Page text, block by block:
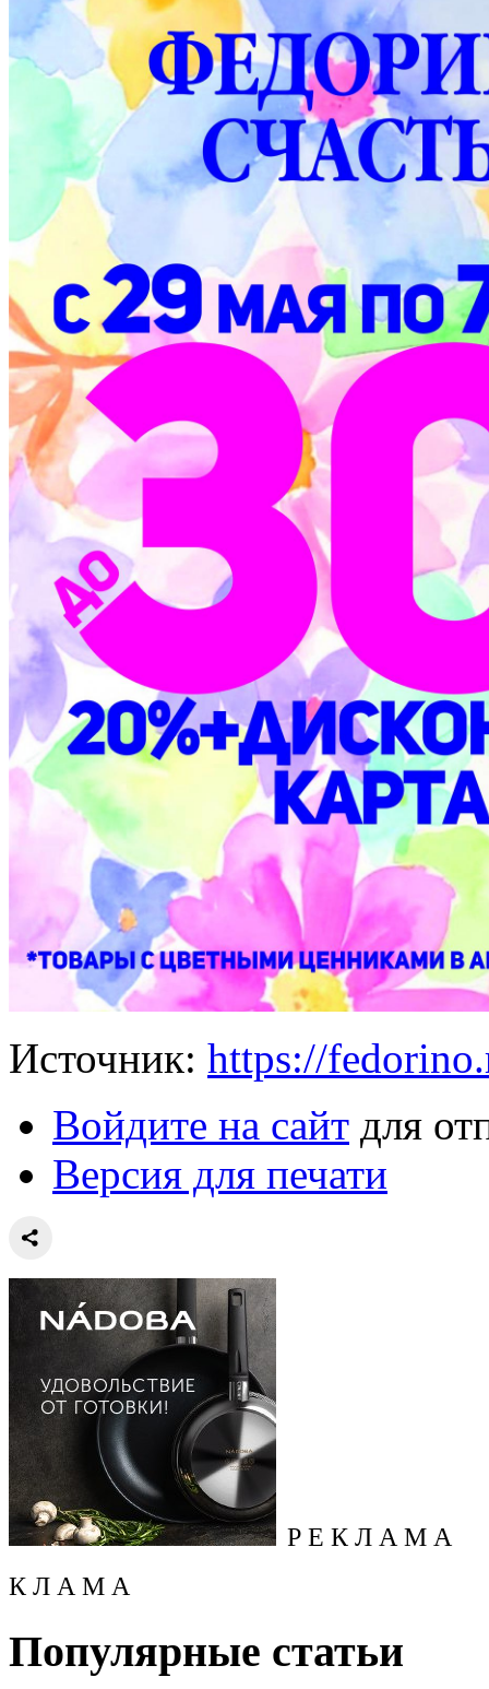
Источник: https://
Войдите на сайт для
Версия для печати
Р Е К Л А М А
К Л А М А
Популярные статьи